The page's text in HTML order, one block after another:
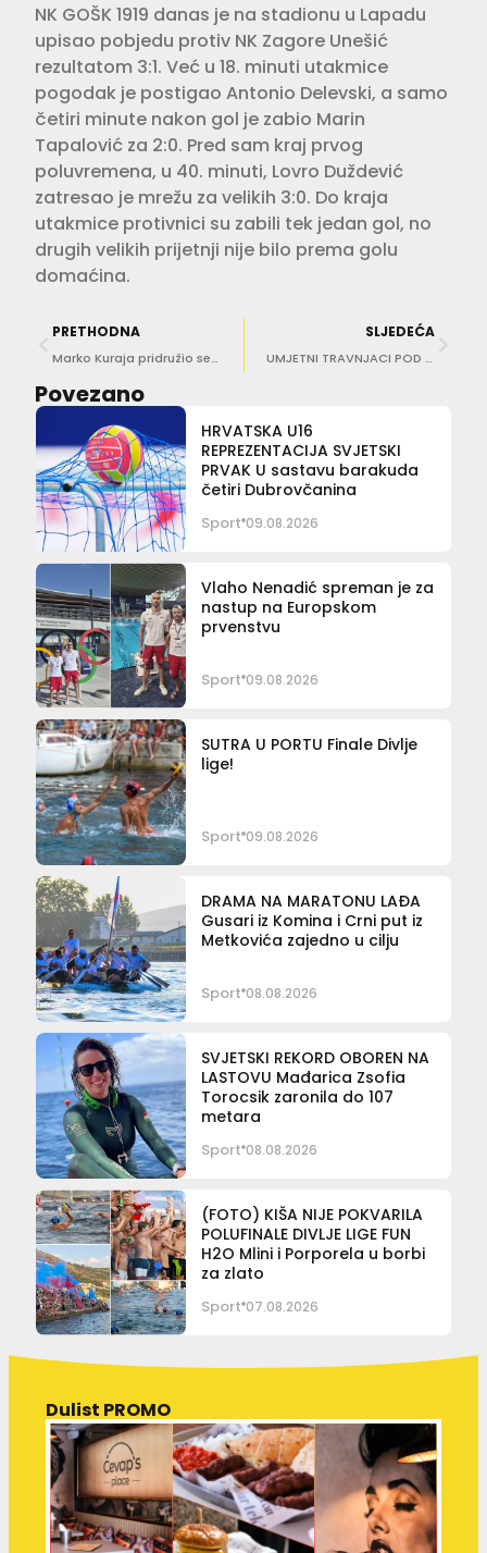
NK GOŠK 1919 danas je na stadionu u Lapadu
upisao pobjedu protiv NK Zagore Unešić
rezultatom 3:1. Već u 18. minuti utakmice
pogodak je postigao Antonio Delevski, a samo
četiri minute nakon gol je zabio Marin
Tapalović za 2:0. Pred sam kraj prvog
poluvremena, u 40. minuti, Lovro Duždević
zatresao je mrežu za velikih 3:0. Do kraja
utakmice protivnici su zabili tek jedan gol, no
drugih velikih prijetnji nije bilo prema golu
domaćina.
PRETHODNA
Marko Kuraja pridružio se hrvatskoj futsal reprezentaciji u Portugalu
SLJEDEĆA
UMJETNI TRAVNJACI POD POVEĆALOM Jedni traže oprez, HNS tvrdi da nema opasnosti po zdravlje
Povezano
HRVATSKA U16
REPREZENTACIJA SVJETSKI
PRVAK U sastavu barakuda
četiri Dubrovčanina
Sport 09.08.2026
Vlaho Nenadić spreman je za
nastup na Europskom
prvenstvu
Sport 09.08.2026
SUTRA U PORTU Finale Divlje
lige!
Sport 09.08.2026
DRAMA NA MARATONU LAĐA
Gusari iz Komina i Crni put iz
Metkovića zajedno u cilju
Sport 08.08.2026
SVJETSKI REKORD OBOREN NA
LASTOVU Mađarica Zsofia
Torocsik zaronila do 107
metara
Sport 08.08.2026
(FOTO) KIŠA NIJE POKVARILA
POLUFINALE DIVLJE LIGE FUN
H2O Mlini i Porporela u borbi
za zlato
Sport 07.08.2026
Dulist PROMO